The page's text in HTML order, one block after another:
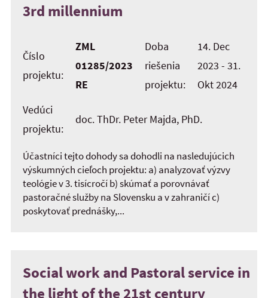
3rd millennium
Číslo
projektu:
ZML
01285/2023
RE
Doba
riešenia
projektu:
14. Dec
2023 - 31.
Okt 2024
Vedúci
projektu:
doc. ThDr. Peter Majda, PhD.
Účastníci tejto dohody sa dohodli na nasledujúcich
výskumných cieľoch projektu: a) analyzovať výzvy
teológie v 3. tisícročí b) skúmať a porovnávať
pastoračné služby na Slovensku a v zahraničí c)
poskytovať prednášky,...
Social work and Pastoral service in
the light of the 21st century